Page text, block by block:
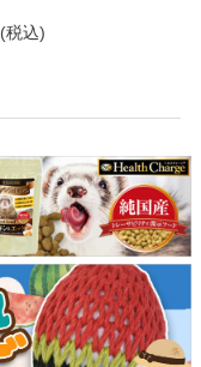
(税込)